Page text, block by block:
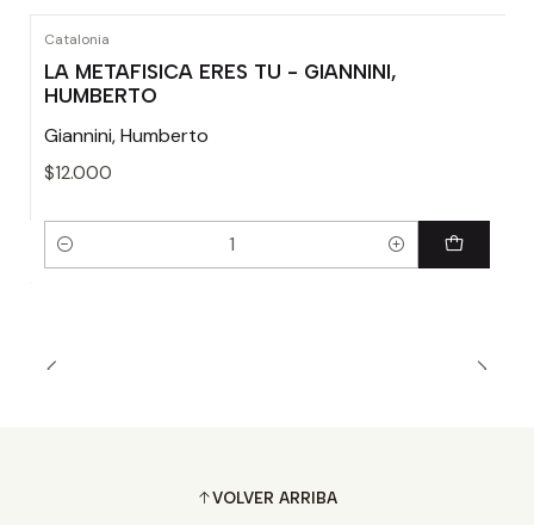
Catalonia
LA METAFISICA ERES TU - GIANNINI,
HUMBERTO
Giannini, Humberto
$12.000
Cantidad
VOLVER ARRIBA